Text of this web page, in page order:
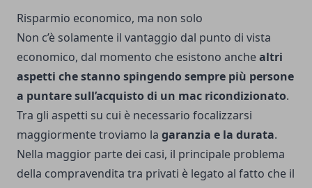
Risparmio economico, ma non solo
Non c’è solamente il vantaggio dal punto di vista
economico, dal momento che esistono anchealtri
aspetti che stanno spingendo sempre più persone
a puntare sull’acquisto di un mac ricondizionato.
Tra gli aspetti su cui è necessario focalizzarsi
maggiormente troviamo la garanzia e la durata.
Nella maggior parte dei casi, il principale problema
della compravendita tra privati è legato al fatto che il